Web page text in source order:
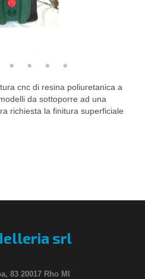
cnc di resina poliuretanica a
da sottoporre ad una
richiesta la finitura superficiale
srl
83 20017 Rho MI